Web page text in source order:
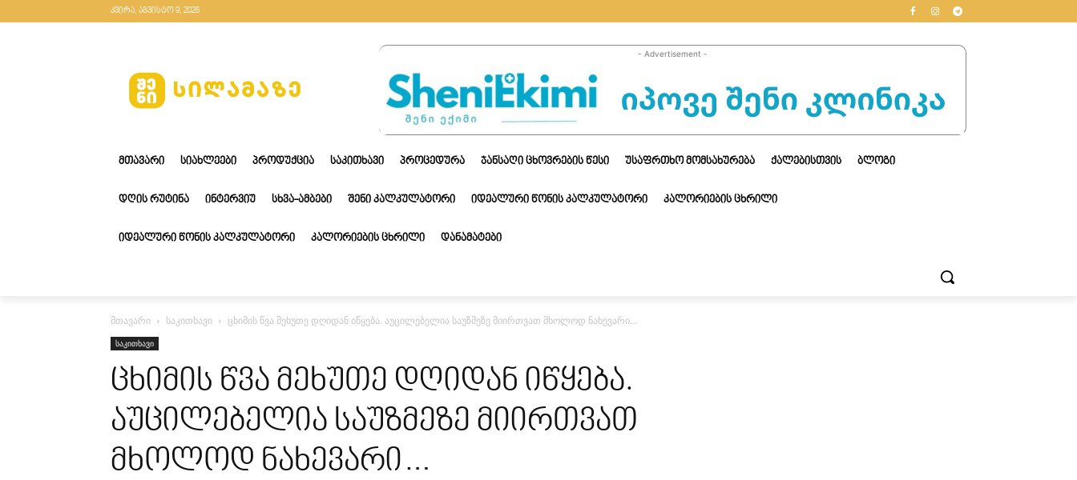
კვირა, აგვისტო 9, 2026
- Advertisement -
ᲛᲗᲐᲕᲐᲠᲘ ᲡᲘᲐᲮᲚᲔᲔᲑᲘ ᲞᲠᲝᲓᲣᲥᲪᲘᲐ ᲡᲐᲙᲘᲗᲮᲐᲕᲘ ᲞᲠᲝᲪᲔᲓᲣᲠᲐ ᲯᲐᲜᲡᲐᲦᲘ ᲪᲮᲝᲕᲠᲔᲑᲘᲡ ᲬᲔᲡᲘ ᲣᲡᲐᲤᲠᲗᲮᲝ ᲛᲝᲛᲡᲐᲮᲣᲠᲔᲑᲐ ᲥᲐᲚᲔᲑᲘᲡᲗᲕᲘᲡ ᲑᲚᲝᲒᲘ
ᲓᲦᲘᲡ ᲠᲣᲢᲘᲜᲐ ᲘᲜᲢᲔᲠᲕᲘᲣ ᲡᲮᲕᲐ-ᲐᲛᲑᲔᲑᲘ ᲨᲔᲜᲘ ᲙᲐᲚᲙᲣᲚᲐᲢᲝᲠᲘ ᲘᲓᲔᲐᲚᲣᲠᲘ ᲬᲝᲜᲘᲡ ᲙᲐᲚᲙᲣᲚᲐᲢᲝᲠᲘ ᲙᲐᲚᲝᲠᲘᲔᲑᲘᲡ ᲪᲮᲠᲘᲚᲘ
ᲘᲓᲔᲐᲚᲣᲠᲘ ᲬᲝᲜᲘᲡ ᲙᲐᲚᲙᲣᲚᲐᲢᲝᲠᲘ ᲙᲐᲚᲝᲠᲘᲔᲑᲘᲡ ᲪᲮᲠᲘᲚᲘ ᲓᲐᲜᲐᲛᲐᲢᲔᲑᲘ
მთავარი საკითხავი ცხიმის წვა მეხუთე დღიდან იწყება. აუცილებელია საუზმეზე მიირთვათ მხოლოდ ნახევარი…
საკითხავი
ცხიმის წვა მეხუთე დღიდან იწყება.
აუცილებელია საუზმეზე მიირთვათ
მხოლოდ ნახევარი…